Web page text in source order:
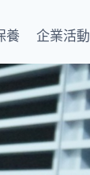
養 企業活動